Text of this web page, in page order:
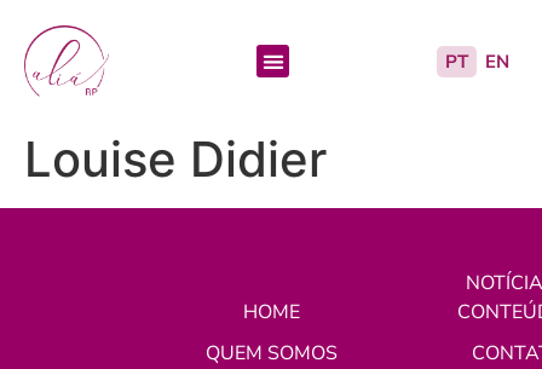
PT EN
Louise Didier
HOME
QUEM SOMOS